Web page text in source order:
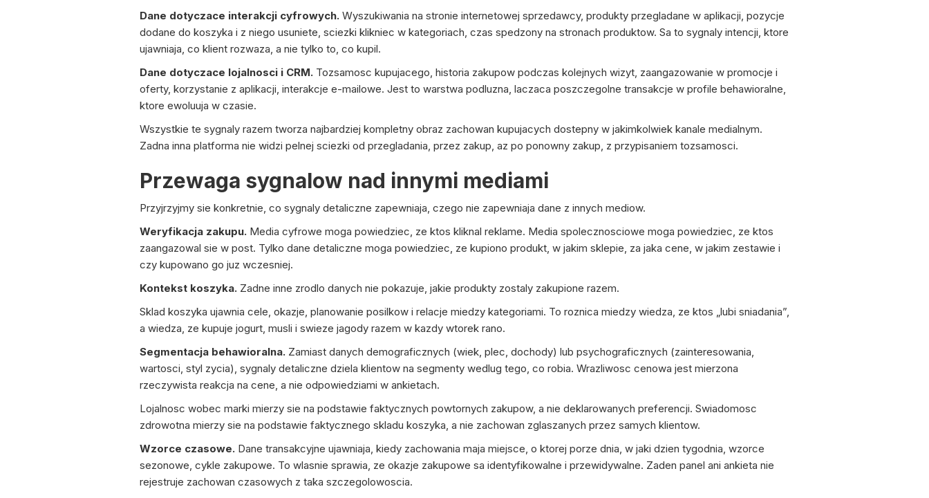
Dane dotyczace interakcji cyfrowych. Wyszukiwania na stronie internetowej sprzedawcy, produkty przegladane w aplikacji, pozycje
dodane do koszyka i z niego usuniete, sciezki klikniec w kategoriach, czas spedzony na stronach produktow. Sa to sygnaly intencji, ktore
ujawniaja, co klient rozwaza, a nie tylko to, co kupil.
Dane dotyczace lojalnosci i CRM. Tozsamosc kupujacego, historia zakupow podczas kolejnych wizyt, zaangazowanie w promocje i
oferty, korzystanie z aplikacji, interakcje e-mailowe. Jest to warstwa podluzna, laczaca poszczegolne transakcje w profile behawioralne,
ktore ewoluuja w czasie.
Wszystkie te sygnaly razem tworza najbardziej kompletny obraz zachowan kupujacych dostepny w jakimkolwiek kanale medialnym.
Zadna inna platforma nie widzi pelnej sciezki od przegladania, przez zakup, az po ponowny zakup, z przypisaniem tozsamosci.
Przewaga sygnalow nad innymi mediami
Przyjrzyjmy sie konkretnie, co sygnaly detaliczne zapewniaja, czego nie zapewniaja dane z innych mediow.
Weryfikacja zakupu. Media cyfrowe moga powiedziec, ze ktos kliknal reklame. Media spolecznosciowe moga powiedziec, ze ktos
zaangazowal sie w post. Tylko dane detaliczne moga powiedziec, ze kupiono produkt, w jakim sklepie, za jaka cene, w jakim zestawie i
czy kupowano go juz wczesniej.
Kontekst koszyka. Zadne inne zrodlo danych nie pokazuje, jakie produkty zostaly zakupione razem.
Sklad koszyka ujawnia cele, okazje, planowanie posilkow i relacje miedzy kategoriami. To roznica miedzy wiedza, ze ktos „lubi sniadania”,
a wiedza, ze kupuje jogurt, musli i swieze jagody razem w kazdy wtorek rano.
Segmentacja behawioralna. Zamiast danych demograficznych (wiek, plec, dochody) lub psychograficznych (zainteresowania,
wartosci, styl zycia), sygnaly detaliczne dziela klientow na segmenty wedlug tego, co robia. Wrazliwosc cenowa jest mierzona
rzeczywista reakcja na cene, a nie odpowiedziami w ankietach.
Lojalnosc wobec marki mierzy sie na podstawie faktycznych powtornych zakupow, a nie deklarowanych preferencji. Swiadomosc
zdrowotna mierzy sie na podstawie faktycznego skladu koszyka, a nie zachowan zglaszanych przez samych klientow.
Wzorce czasowe. Dane transakcyjne ujawniaja, kiedy zachowania maja miejsce, o ktorej porze dnia, w jaki dzien tygodnia, wzorce
sezonowe, cykle zakupowe. To wlasnie sprawia, ze okazje zakupowe sa identyfikowalne i przewidywalne. Zaden panel ani ankieta nie
rejestruje zachowan czasowych z taka szczegolowoscia.